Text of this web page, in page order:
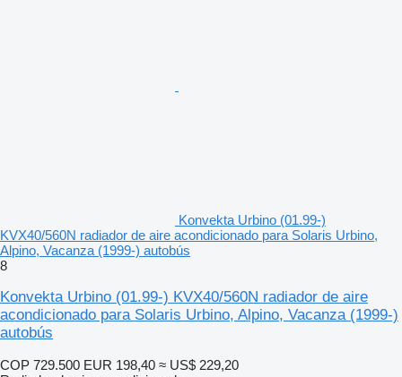
Konvekta Urbino (01.99-)
KVX40/560N radiador de aire acondicionado para Solaris Urbino,
Alpino, Vacanza (1999-) autobús
8
Konvekta Urbino (01.99-) KVX40/560N radiador de aire
acondicionado para Solaris Urbino, Alpino, Vacanza (1999-)
autobús
COP 729.500 EUR 198,40 ≈ US$ 229,20